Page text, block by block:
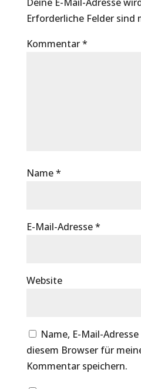
Erforderliche Felder sind
Kommentar*
Name*
E-Mail-Adresse*
Website
Name, E-Mail-
diesem Browser für
Kommentar speichern.